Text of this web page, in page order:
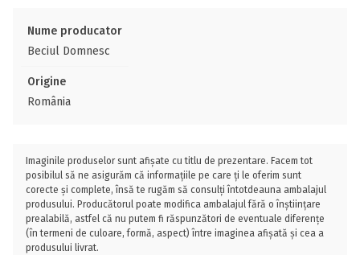
Nume producator
Beciul Domnesc
Origine
România
Imaginile produselor sunt afișate cu titlu de prezentare. Facem tot
posibilul să ne asigurăm că informațiile pe care ți le oferim sunt
corecte și complete, însă te rugăm să consulți întotdeauna ambalajul
produsului. Producătorul poate modifica ambalajul fără o înștiințare
prealabilă, astfel că nu putem fi răspunzători de eventuale diferențe
(în termeni de culoare, formă, aspect) între imaginea afișată și cea a
produsului livrat.